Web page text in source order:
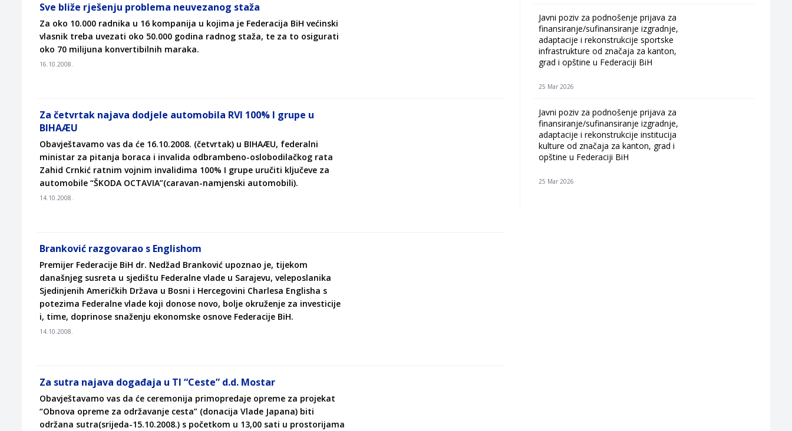
Sve bliže rješenju problema neuvezanog staža
Za oko 10.000 radnika u 16 kompanija u kojima je Federacija BiH većinski
vlasnik treba uvezati oko 50.000 godina radnog staža, te za to osigurati
oko 70 milijuna konvertibilnih maraka.
16.10.2008.
Za četvrtak najava dodjele automobila RVI 100% I grupe u
BIHAÆU
Obavještavamo vas da će 16.10.2008. (četvrtak) u BIHAÆU, federalni
ministar za pitanja boraca i invalida odbrambeno-oslobodilačkog rata
Zahid Crnkić ratnim vojnim invalidima 100% I grupe uručiti ključeve za
automobile “ŠKODA OCTAVIA”(caravan-namjenski automobili).
14.10.2008.
Branković razgovarao s Englishom
Premijer Federacije BiH dr. Nedžad Branković upoznao je, tijekom
današnjeg susreta u sjedištu Federalne vlade u Sarajevu, veleposlanika
Sjedinjenih Američkih Država u Bosni i Hercegovini Charlesa Englisha s
potezima Federalne vlade koji donose novo, bolje okruženje za investicije
i, time, doprinose snaženju ekonomske osnove Federacije BiH.
14.10.2008.
Za sutra najava događaja u TI “Ceste” d.d. Mostar
Obavještavamo vas da će ceremonija primopredaje opreme za projekat
“Obnova opreme za održavanje cesta” (donacija Vlade Japana) biti
održana sutra(srijeda-15.10.2008.) s početkom u 13,00 sati u prostorijama
Javni poziv za podnošenje prijava za
finansiranje/sufinansiranje izgradnje,
adaptacije i rekonstrukcije sportske
infrastrukture od značaja za kanton,
grad i opštine u Federaciji BiH
25 Mar 2026
Javni poziv za podnošenje prijava za
finansiranje/sufinansiranje izgradnje,
adaptacije i rekonstrukcije institucija
kulture od značaja za kanton, grad i
opštine u Federaciji BiH
25 Mar 2026